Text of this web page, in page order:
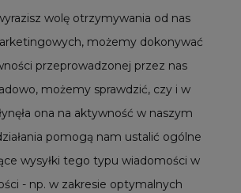
wolę otrzymywania od nas
możemy dokonywać
przeprowadzonej przez nas
możemy sprawdzić, czy i w
ona na aktywność w naszym
pomogą nam ustalić ogólne
wysyłki tego typu wiadomości w
- np. w zakresie optymalnych